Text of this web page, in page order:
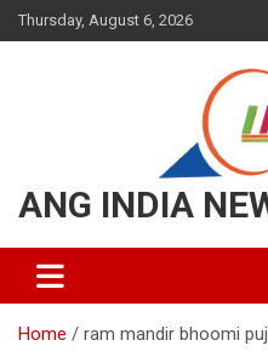
Thursday, August 6, 2026
ANG INDIA
Home ram mandir bhoomi